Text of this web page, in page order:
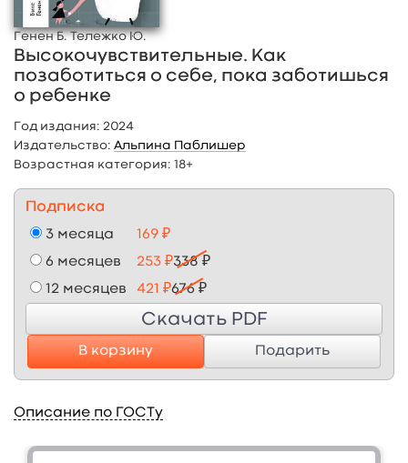
Генен Б. Тележко Ю.
Высокочувствительные. Как
позаботиться о себе, пока заботишься
о ребенке
Год издания: 2024
Издательство: Альпина Паблишер
Возрастная категория: 18+
Подписка
3 месяца 169 ₽
6 месяцев 253 ₽338 ₽
12 месяцев 421 ₽676 ₽
Скачать PDF
В корзину Подарить
Описание по ГОСТу